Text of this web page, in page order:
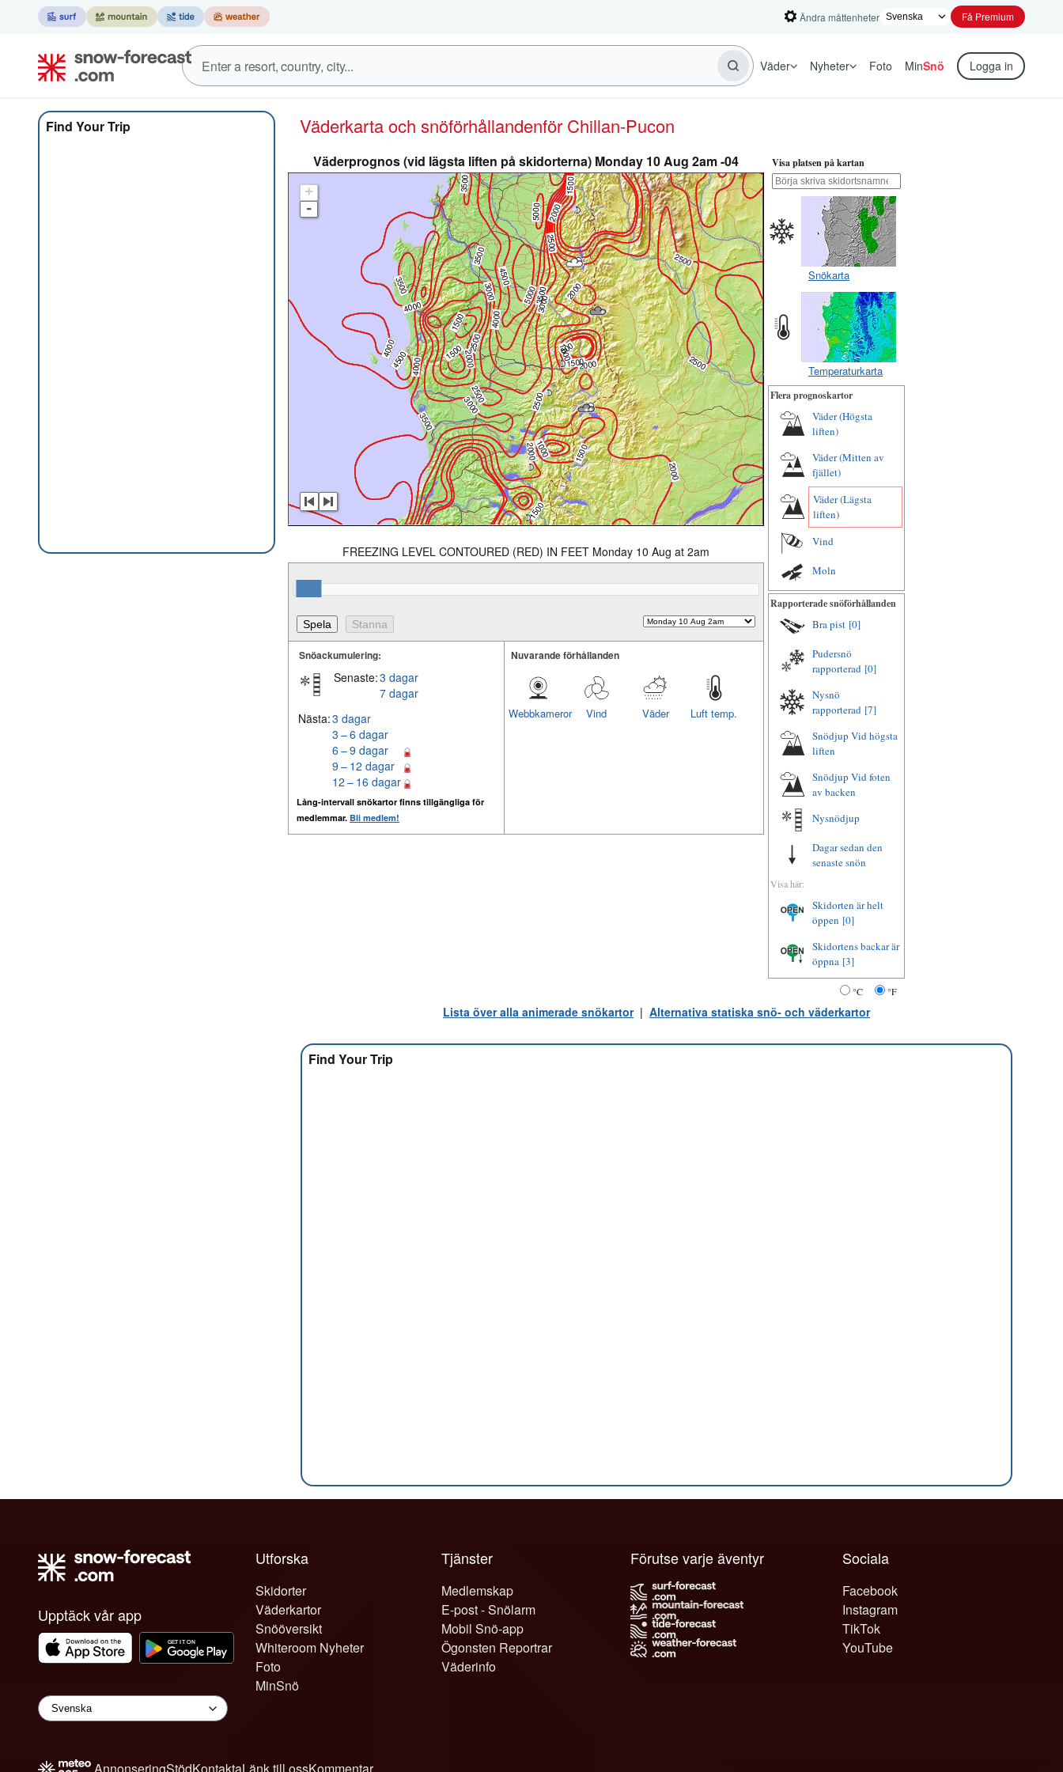
Ändra måttenheter Få Premium
Väder Nyheter Foto MinSnö Logga in
Find Your Trip Väderkarta och snöförhållandenför Chillan-Pucon
Väderprognos (vid lägsta liften på skidorterna) Monday 10 Aug 2am -04
+
-
FREEZING LEVEL CONTOURED (RED) IN FEET Monday 10 Aug at 2am
Snöackumulering:
Senaste:3 dagar
7 dagar
Nästa:3 dagar
3 – 6 dagar
6 – 9 dagar
9 – 12 dagar
12 – 16 dagar
Lång-intervall snökartor finns tillgängliga för
medlemmar. Bli medlem!
Nuvarande förhållanden
Luft temp.
Väder
Vind
Webbkameror
Visa platsen på kartan
Snökarta
Temperaturkarta
Flera prognoskartor
Väder (Högsta
liften)
Väder (Mitten av
fjället)
Väder (Lägsta
liften)
Vind
Moln
Rapporterade snöförhållanden
Bra pist [0]
Pudersnö
rapporterad [0]
Nysnö
rapporterad [7]
Snödjup Vid högsta
liften
Snödjup Vid foten
av backen
Nysnödjup
Dagar sedan den
senaste snön
Visa här:
Skidorten är helt
öppen [0]
Skidortens backar är
öppna [3]
°C °F
Lista över alla animerade snökartor| Alternativa statiska snö- och väderkartor
Find Your Trip
Upptäck vår app
Utforska
Skidorter
Väderkartor
Snööversikt
Whiteroom Nyheter
Foto
MinSnö
Tjänster
Medlemskap
E-post - Snölarm
Mobil Snö-app
Ögonsten Reportrar
Väderinfo
Sociala
Facebook
Instagram
TikTok
YouTube
Förutse varje äventyr